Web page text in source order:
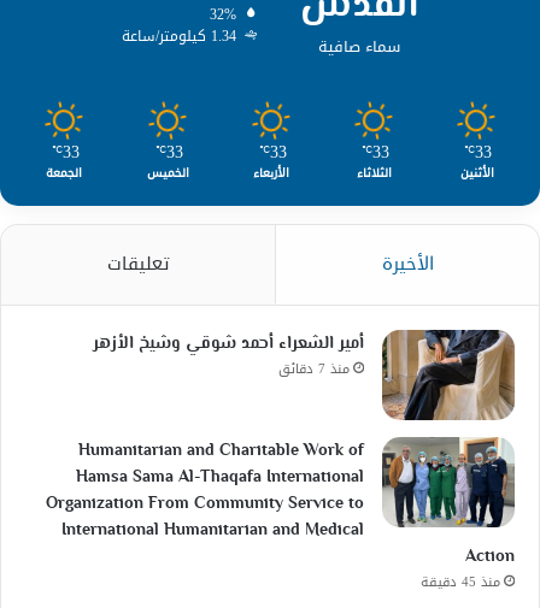
سماء صافية
32%
1.34 كيلومتر/ساعة
33
℃
الأثنين
33
℃
الثلاثاء
33
℃
الأربعاء
33
℃
الخميس
33
℃
الجمعة
الأخيرة تعليقات
أمير الشعراء أحمد شوقي وشيخ الأزهر
منذ 7 دقائق
Humanitarian and Charitable Work of
Hamsa Sama Al-Thaqafa International
Organization From Community Service to
International Humanitarian and Medical
Action
منذ 45 دقيقة